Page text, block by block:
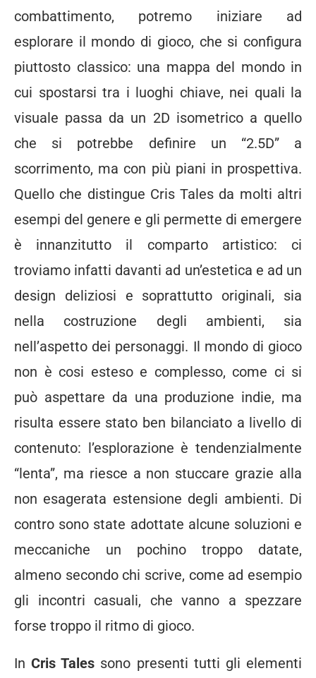
combattimento, potremo iniziare ad
esplorare il mondo di gioco, che si configura
piuttosto classico: una mappa del mondo in
cui spostarsi tra i luoghi chiave, nei quali la
visuale passa da un 2D isometrico a quello
che si potrebbe definire un “2.5D” a
scorrimento, ma con più piani in prospettiva.
Quello che distingue Cris Tales da molti altri
esempi del genere e gli permette di emergere
è innanzitutto il comparto artistico: ci
troviamo infatti davanti ad un’estetica e ad un
design deliziosi e soprattutto originali, sia
nella costruzione degli ambienti, sia
nell’aspetto dei personaggi. Il mondo di gioco
non è cosi esteso e complesso, come ci si
può aspettare da una produzione indie, ma
risulta essere stato ben bilanciato a livello di
contenuto: l’esplorazione è tendenzialmente
“lenta”, ma riesce a non stuccare grazie alla
non esagerata estensione degli ambienti. Di
contro sono state adottate alcune soluzioni e
meccaniche un pochino troppo datate,
almeno secondo chi scrive, come ad esempio
gli incontri casuali, che vanno a spezzare
forse troppo il ritmo di gioco.
InCris Tales sono presenti tutti gli elementi